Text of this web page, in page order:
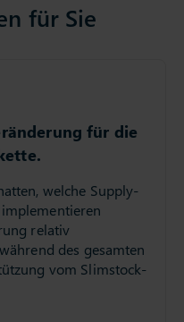
für Sie
für die
welche Supply-
relativ
des gesamten
vom Slimstock-